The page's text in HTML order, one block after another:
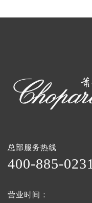
总部服务热线
400-885-0231
营业时间：